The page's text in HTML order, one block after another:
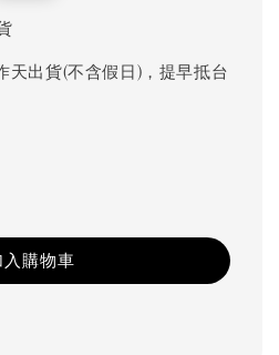
天出貨(不含假日)，提早抵台
入購物車